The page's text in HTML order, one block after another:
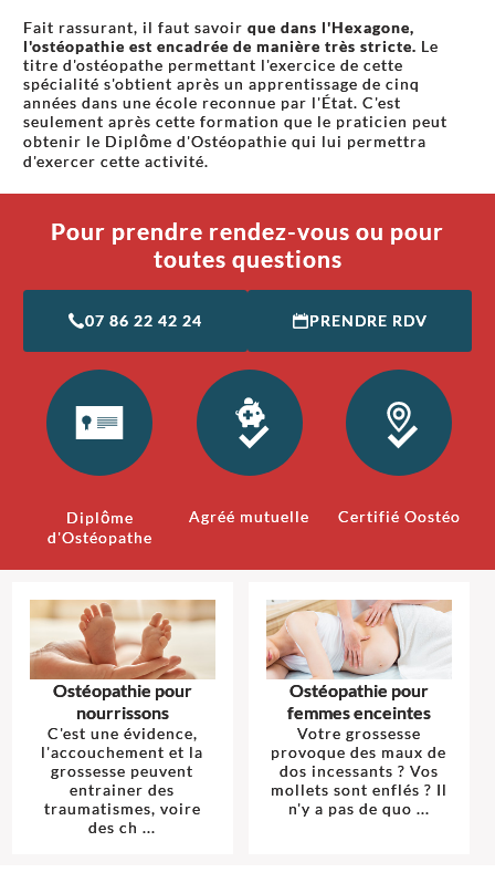
Fait rassurant, il faut savoir que dans l'Hexagone,
l'ostéopathie est encadrée de manière très stricte. Le
titre d'ostéopathe permettant l'exercice de cette
spécialité s'obtient après un apprentissage de cinq
années dans une école reconnue par l'État. C'est
seulement après cette formation que le praticien peut
obtenir le Diplôme d'Ostéopathie qui lui permettra
d'exercer cette activité.
Pour prendre rendez-vous ou pour
toutes questions
07 86 22 42 24 PRENDRE RDV
Diplôme
d'Ostéopathe
Agréé mutuelle Certifié Oostéo
Ostéopathie pour
nourrissons
C'est une évidence,
l'accouchement et la
grossesse peuvent
entrainer des
traumatismes, voire
des ch ...
Ostéopathie pour
femmes enceintes
Votre grossesse
provoque des maux de
dos incessants ? Vos
mollets sont enflés ? Il
n'y a pas de quo ...